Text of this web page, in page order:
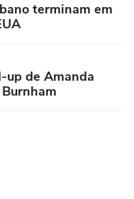
terminam em
up de Amanda